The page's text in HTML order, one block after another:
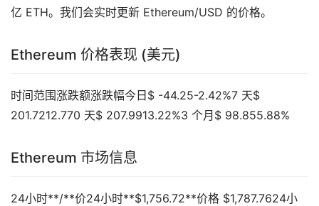
亿 ETH。我们会实时更新 Ethereum/USD 的价格。
Ethereum 价格表现 (美元)
时间范围涨跌额涨跌幅今日$ -44.25-2.42%7 天$
201.7212.770 天$ 207.9913.22%3 个月$ 98.855.88%
Ethereum 市场信息
24小时**/**价24小时**$1,756.72**价格 $1,787.7624小